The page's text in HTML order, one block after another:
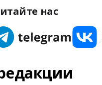
нас